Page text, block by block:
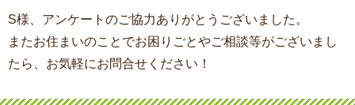
S様、アンケートのご協力ありがとうございました。
またお住まいのことでお困りごとやご相談等がございまし
たら、お気軽にお問合せください！